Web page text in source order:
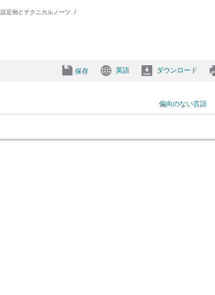
設定例とテクニカルノーツ
保存 英語 ダウンロード
偏向のない言語